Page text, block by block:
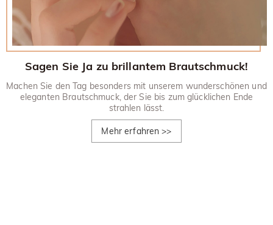
Sagen Sie Ja zu brillantem Brautschmuck!
Machen Sie den Tag besonders mit unserem wunderschönen und
eleganten Brautschmuck, der Sie bis zum glücklichen Ende
strahlen lässt.
Mehr erfahren >>